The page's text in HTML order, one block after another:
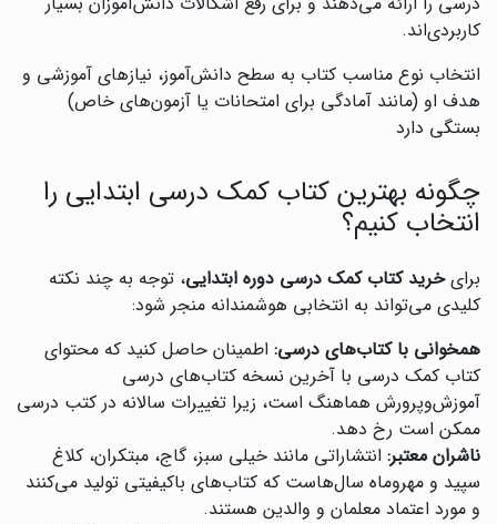
درسی را ارائه می‌دهند و برای رفع اشکالات دانش‌آموزان بسیار
کاربردی‌اند.
انتخاب نوع مناسب کتاب به سطح دانش‌آموز، نیازهای آموزشی و
هدف او (مانند آمادگی برای امتحانات یا آزمون‌های خاص)
بستگی دارد
چگونه بهترین کتاب کمک درسی ابتدایی را
انتخاب کنیم؟
برایخرید کتاب کمک درسی دوره ابتدایی، توجه به چند نکته
کلیدی می‌تواند به انتخابی هوشمندانه منجر شود:
همخوانی با کتاب‌های درسی: اطمینان حاصل کنید که محتوای
کتاب کمک درسی با آخرین نسخه کتاب‌های درسی
آموزش‌وپرورش هماهنگ است، زیرا تغییرات سالانه در کتب درسی
ممکن است رخ دهد.
ناشران معتبر: انتشاراتی مانند خیلی سبز، گاج، مبتکران، کلاغ
سپید و مهروماه سال‌هاست که کتاب‌های باکیفیتی تولید می‌کنند
و مورد اعتماد معلمان و والدین هستند.